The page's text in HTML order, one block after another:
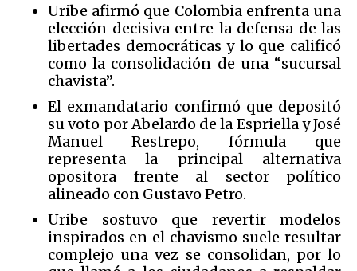
Uribe afirmó que Colombia enfrenta una
elección decisiva entre la defensa de las
libertades democráticas y lo que calificó
como la consolidación de una “sucursal
chavista”.
El exmandatario confirmó que depositó
su voto por Abelardo de la Espriella y José
Manuel Restrepo, fórmula que
representa la principal alternativa
opositora frente al sector político
alineado con Gustavo Petro.
Uribe sostuvo que revertir modelos
inspirados en el chavismo suele resultar
complejo una vez se consolidan, por lo